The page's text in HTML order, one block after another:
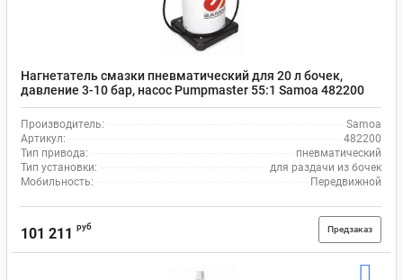
Нагнетатель смазки пневматический для 20 л бочек,
давление 3-10 бар, насос Pumpmaster 55:1 Samoa 482200
Производитель:
Samoa
Артикул:
482200
Тип привода:
пневматический
Тип установки:
для раздачи из бочек
Мобильность:
Передвижной
101 211 руб Предзаказ